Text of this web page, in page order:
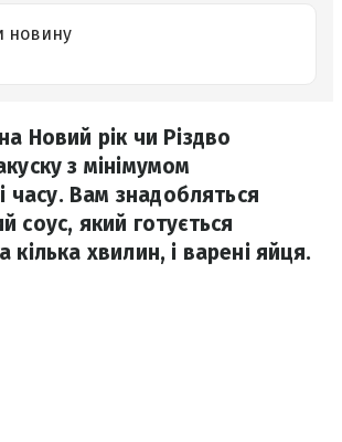
новину
Новий рік чи Різдво
з мінімумом
і часу. Вам знадобляться
соус, який готується
кілька хвилин, і варені яйця.